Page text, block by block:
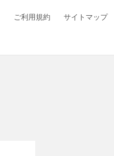
ご利用規約 サイトマップ